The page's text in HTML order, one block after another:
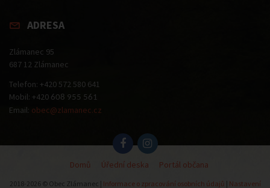
ADRESA
Zlámanec 95
687 12 Zlámanec
Telefon: +420 572 580 641
Mobil: +420 608 955 561
Email: obec@zlamanec.cz
Domů Úřední deska Portál občana
2018-2026 © Obec Zlámanec | Informace o zpracování osobních údajů | Nastavení